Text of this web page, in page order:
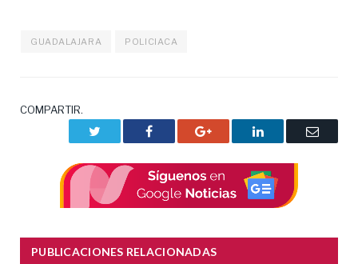
GUADALAJARA POLICIACA
COMPARTIR.
Facebook Google+ LinkedIn
Correo
PUBLICACIONES RELACIONADAS